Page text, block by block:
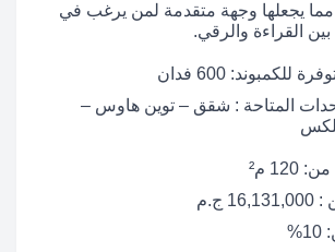
مما يجعلها وجهة متقدمة لمن يرغب في
بين القراءة والرقي.
للكمبوند: 600 فدان
المتاحة : شقق – توين هاوس –
م²
ج.م